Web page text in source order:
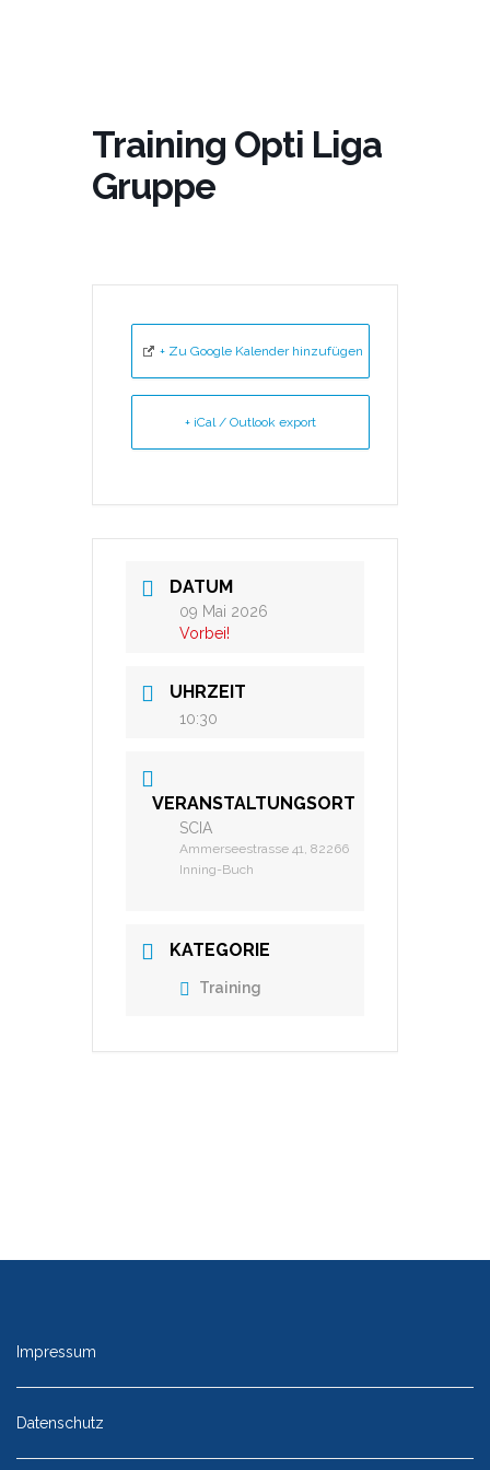
Training Opti Liga
Gruppe
+ Zu Google Kalender hinzufügen
+ iCal / Outlook export
DATUM
09 Mai 2026
Vorbei!
UHRZEIT
10:30
VERANSTALTUNGSORT
SCIA
Ammerseestrasse 41, 82266
Inning-Buch
KATEGORIE
Training
Impressum
Datenschutz